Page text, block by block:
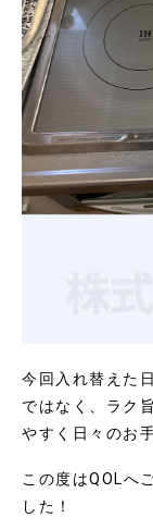
今回入れ替えた
ではなく、ラク
やすく日々のお
この度はQOLへ
した！